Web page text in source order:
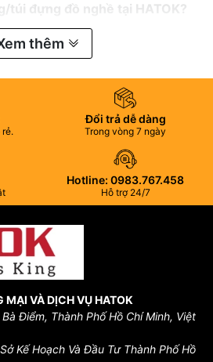
túi đựng đồ nghề tại HATOK?
liệu nhựa ABS/PP chịu lực hoặc vải
chắn, chịu tải tốt.
ngăn – khay – hộp nhỏ, có thể
khoan, kìm, tuốc nơ vít…
chắc tay, nắp khóa an toàn; một
bụi/ẩm
hộp mini đựng linh kiện đến
cụ chuyên nghiệp.
chính hãng
phối bởi
: ưu tiênhộp/túi compact, nhiều
thêm
Đổi trả dễ dàng
Trong vòng 7 ngày
Hotline: 0983.767.458
Hỗ trợ 24/7
MẠI VÀ DỊCH VỤ HATOK
Điểm, Thành Phố Hồ Chí Minh, Việt
Kế Hoạch Và Đầu Tư Thành Phố Hồ